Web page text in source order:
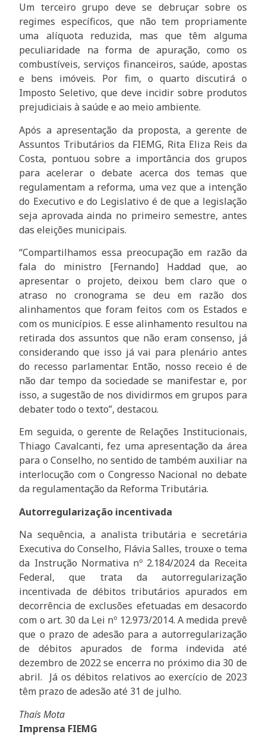
Um terceiro grupo deve se debruçar sobre os
regimes específicos, que não tem propriamente
uma alíquota reduzida, mas que têm alguma
peculiaridade na forma de apuração, como os
combustíveis, serviços financeiros, saúde, apostas
e bens imóveis. Por fim, o quarto discutirá o
Imposto Seletivo, que deve incidir sobre produtos
prejudiciais à saúde e ao meio ambiente.
Após a apresentação da proposta, a gerente de
Assuntos Tributários da FIEMG, Rita Eliza Reis da
Costa, pontuou sobre a importância dos grupos
para acelerar o debate acerca dos temas que
regulamentam a reforma, uma vez que a intenção
do Executivo e do Legislativo é de que a legislação
seja aprovada ainda no primeiro semestre, antes
das eleições municipais.
“Compartilhamos essa preocupação em razão da
fala do ministro [Fernando] Haddad que, ao
apresentar o projeto, deixou bem claro que o
atraso no cronograma se deu em razão dos
alinhamentos que foram feitos com os Estados e
com os municípios. E esse alinhamento resultou na
retirada dos assuntos que não eram consenso, já
considerando que isso já vai para plenário antes
do recesso parlamentar. Então, nosso receio é de
não dar tempo da sociedade se manifestar e, por
isso, a sugestão de nos dividirmos em grupos para
debater todo o texto”, destacou.
Em seguida, o gerente de Relações Institucionais,
Thiago Cavalcanti, fez uma apresentação da área
para o Conselho, no sentido de também auxiliar na
interlocução com o Congresso Nacional no debate
da regulamentação da Reforma Tributária.
Autorregularização incentivada
Na sequência, a analista tributária e secretária
Executiva do Conselho, Flávia Salles, trouxe o tema
da Instrução Normativa nº 2.184/2024 da Receita
Federal, que trata da autorregularização
incentivada de débitos tributários apurados em
decorrência de exclusões efetuadas em desacordo
com o art. 30 da Lei nº 12.973/2014. A medida prevê
que o prazo de adesão para a autorregularização
de débitos apurados de forma indevida até
dezembro de 2022 se encerra no próximo dia 30 de
abril. Já os débitos relativos ao exercício de 2023
têm prazo de adesão até 31 de julho.
Thaís Mota
Imprensa FIEMG